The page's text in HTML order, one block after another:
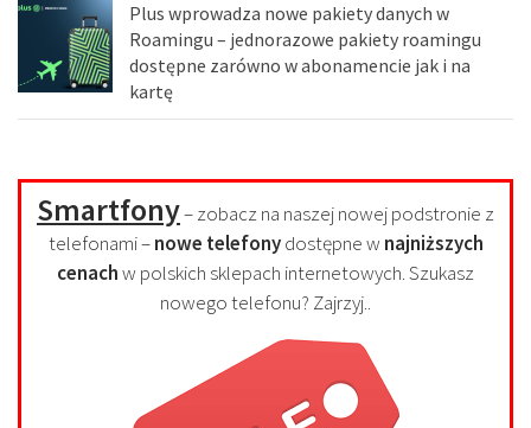
Plus wprowadza nowe pakiety danych w
Roamingu – jednorazowe pakiety roamingu
dostępne zarówno w abonamencie jak i na
kartę
Smartfony– zobacz na naszej nowej podstronie z
telefonami –nowe telefonydostępne w najniższych
cenachw polskich sklepach internetowych. Szukasz
nowego telefonu? Zajrzyj..